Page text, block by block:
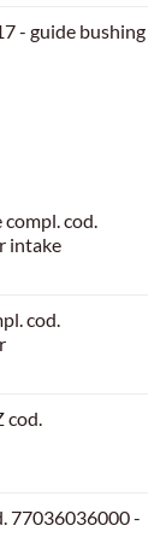
- guide bushing
cod.
intake
cod.
cod.
77036036000 -